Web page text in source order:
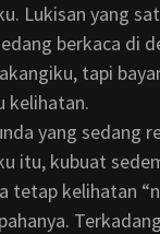
Lukisan yang
berkaca di
tapi
kelihatan.
itu, kubuat
tetap kelihatan